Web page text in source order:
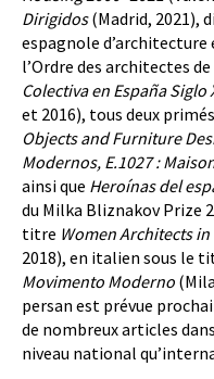
Dirigidos(Madrid, 2021),
espagnole d’architecture
l’Ordre des architectes de
Colectiva en España Siglo
et 2016), tous deux
Objects and Furniture
Modernos, E.1027 :
ainsi que Heroínas del
du Milka Bliznakov Prize
titre Women Architects
2018), en italien sous le
Movimento Moderno
persan est prévue
de nombreux articles
niveau national